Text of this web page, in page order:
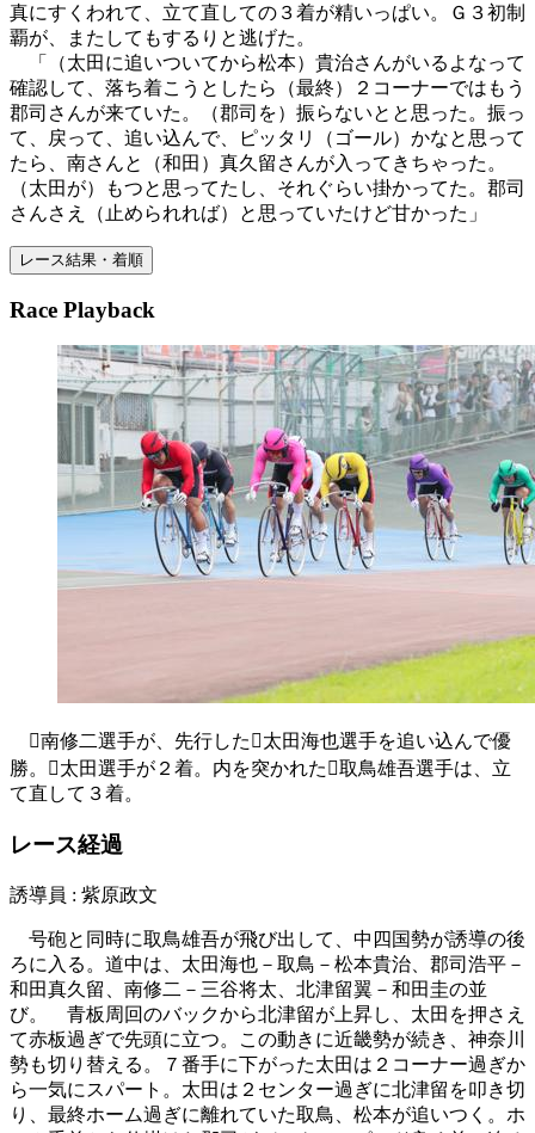
真にすくわれて、立て直しての３着が精いっぱい。Ｇ３初制
覇が、またしてもするりと逃げた。
「（太田に追いついてから松本）貴治さんがいるよなって
確認して、落ち着こうとしたら（最終）２コーナーではもう
郡司さんが来ていた。（郡司を）振らないとと思った。振っ
て、戻って、追い込んで、ピッタリ（ゴール）かなと思って
たら、南さんと（和田）真久留さんが入ってきちゃった。
（太田が）もつと思ってたし、それぐらい掛かってた。郡司
さんさえ（止められれば）と思っていたけど甘かった」
レース結果・着順
Race Playback
南修二選手が、先行した 太田海也選手を追い込んで優
勝。
太田選手が２着。内を突かれた 取鳥雄吾選手は、立
て直して３着。
レース経過
誘導員 : 紫原政文
号砲と同時に取鳥雄吾が飛び出して、中四国勢が誘導の後
ろに入る。道中は、太田海也－取鳥－松本貴治、郡司浩平－
和田真久留、南修二－三谷将太、北津留翼－和田圭の並
び。 青板周回のバックから北津留が上昇し、太田を押さえ
て赤板過ぎで先頭に立つ。この動きに近畿勢が続き、神奈川
勢も切り替える。７番手に下がった太田は２コーナー過ぎか
ら一気にスパート。太田は２センター過ぎに北津留を叩き切
り、最終ホーム過ぎに離れていた取鳥、松本が追いつく。ホ